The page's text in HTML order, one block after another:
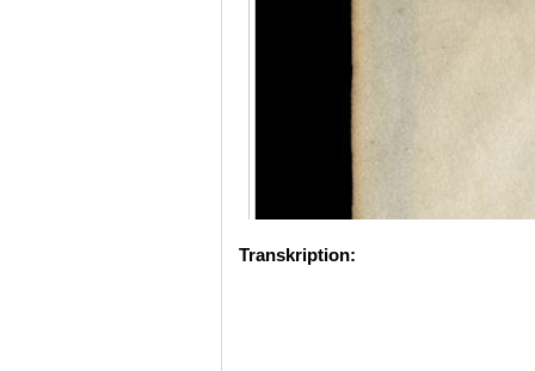
Transkription: